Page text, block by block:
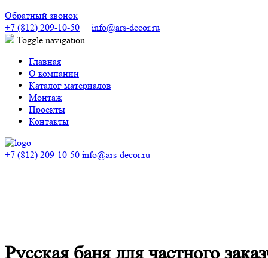
Обратный звонок
+7 (812) 209-10-50
info@ars-decor.ru
Toggle navigation
Главная
О компании
Каталог материалов
Монтаж
Проекты
Контакты
+7 (812) 209-10-50 info@ars-decor.ru
Русская баня для частного